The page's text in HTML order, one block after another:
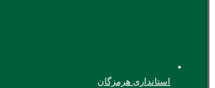
استانداری هرمزگان